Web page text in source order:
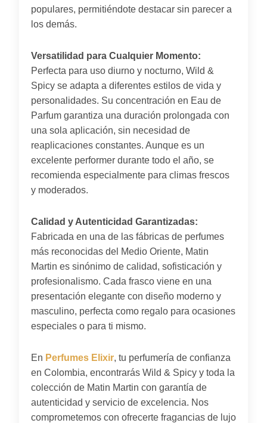
populares, permitiéndote destacar sin parecer a
los demás.
Versatilidad para Cualquier Momento:
Perfecta para uso diurno y nocturno, Wild &
Spicy se adapta a diferentes estilos de vida y
personalidades. Su concentración en Eau de
Parfum garantiza una duración prolongada con
una sola aplicación, sin necesidad de
reaplicaciones constantes. Aunque es un
excelente performer durante todo el año, se
recomienda especialmente para climas frescos
y moderados.
Calidad y Autenticidad Garantizadas:
Fabricada en una de las fábricas de perfumes
más reconocidas del Medio Oriente, Matin
Martin es sinónimo de calidad, sofisticación y
profesionalismo. Cada frasco viene en una
presentación elegante con diseño moderno y
masculino, perfecta como regalo para ocasiones
especiales o para ti mismo.
En Perfumes Elixir, tu perfumería de confianza
en Colombia, encontrarás Wild & Spicy y toda la
colección de Matin Martin con garantía de
autenticidad y servicio de excelencia. Nos
comprometemos con ofrecerte fragancias de lujo